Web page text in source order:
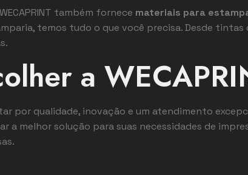
também fornece materiais para
temos tudo o que você precisa. Desde
a
por qualidade, inovação e um atendimento
a melhor solução para suas necessidades de